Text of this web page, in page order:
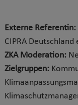
Externe Referentin:
CIPRA
ZKA Moderation:
Zielgruppen: